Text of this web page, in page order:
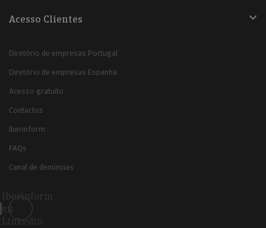
Acesso Clientes
Diretório de empresas Portugal
Diretório de empresas Espanha
Acesso gratuito
Contactos
Iberinform
FAQs
Canal de denúncias
Iberinform
en
Linkedin